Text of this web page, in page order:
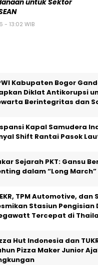
untuk Sektor
- 13:02 WIB
Kabupaten Bogor
Diklat Antikorupsi
Berintegritas dan
Kapal Samudera
Shift Rantai Pasok
Sejarah PKT: Gansu
dalam “Long March”
TPM Automotive, dan
Stasiun Pengisian
Tercepat di
Hut Indonesia dan
Pizza Maker Junior